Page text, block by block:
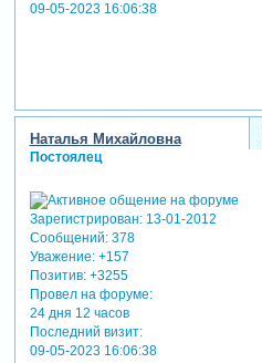
09-05-2023 16:06:38
Наталья Михайловна
Постоялец
Зарегистрирован: 13-01-2012
Сообщений:378
Уважение: +157
Позитив: +3255
Провел на форуме:
24 дня 12 часов
Последний визит:
09-05-2023 16:06:38